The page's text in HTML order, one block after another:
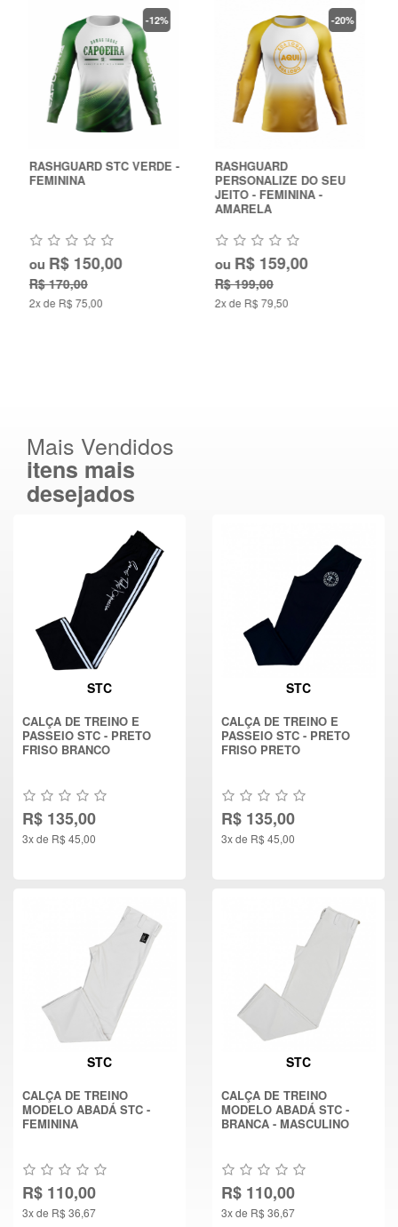
RASHGUARD
PERSONALIZE DO SEU
ou
-20%
R$ 159,00
R$ 199,00
2x de R$ 79,50
RASHGUARD
PERSONALIZADA ATLETA
1.3 FEMININA
ou
-3%
R$ 150,00
R$ 155,00
2x de R$ 75,00
Mais Vendidos
itens mais
desejados
STC
CALÇA DE TREINO E
PASSEIO STC - PRETO
FRISO BRANCO
R$ 135,00
3x de R$ 45,00
STC
CALÇA DE TREINO E
PASSEIO STC - PRETO
FRISO PRETO
R$ 135,00
3x de R$ 45,00
STC
CALÇA DE TREINO
MODELO ABADÁ STC -
FEMININA
R$ 110,00
3x de R$ 36,67
STC
CALÇA DE TREINO
MODELO ABADÁ STC -
BRANCA - MASCULINO
R$ 110,00
3x de R$ 36,67